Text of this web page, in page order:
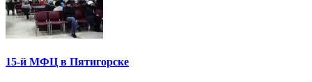
15-й МФЦ в Пятигорске